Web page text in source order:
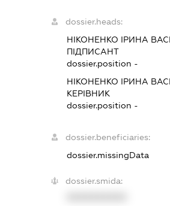
dossier.heads:
НІКОНЕНКО ІРИНА
ПІДПИСАНТ
dossier.position -
НІКОНЕНКО ІРИНА
КЕРІВНИК
dossier.position -
dossier.beneficiaries:
dossier.missingData
dossier.smida: